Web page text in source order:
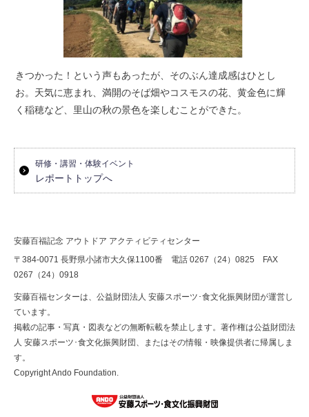
きつかった！という声もあったが、そのぶん達成感はひとし
お。天気に恵まれ、満開のそば畑やコスモスの花、黄金色に輝
く稲穂など、里山の秋の景色を楽しむことができた。
研修・講習・体験イベント
レポートトップへ
安藤百福記念 アウトドア アクティビティセンター
〒384-0071 長野県小諸市大久保1100番 電話 0267（24）0825 FAX
0267（24）0918
安藤百福センターは、公益財団法人 安藤スポーツ･食文化振興財団が運営し
ています。
掲載の記事・写真・図表などの無断転載を禁止します。著作権は公益財団法
人 安藤スポーツ･食文化振興財団、またはその情報・映像提供者に帰属しま
す。
Copyright Ando Foundation.